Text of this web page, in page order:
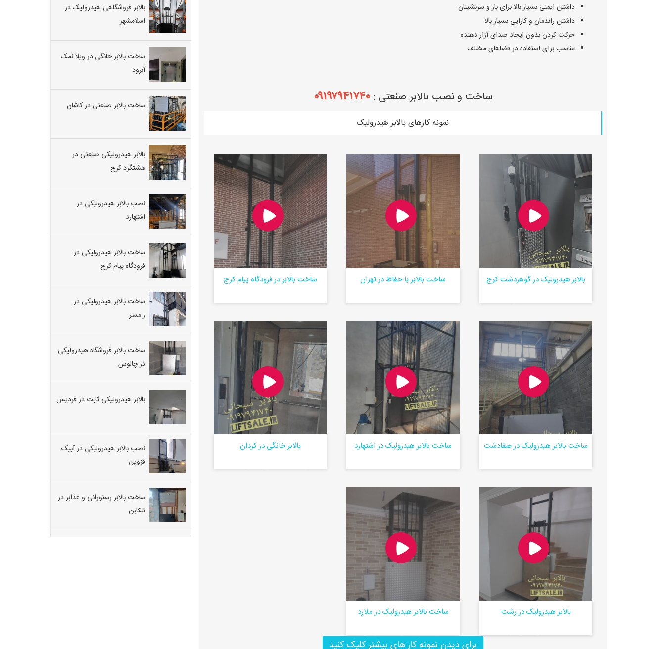
داشتن ایمنی بسیار بالا برای بار و سرنشینان
داشتن راندمان و کارایی بسیار بالا
حرکت کردن بدون ایجاد صدای آزار دهنده
مناسب برای استفاده در فضاهای مختلف
ساخت و نصب بالابر صنعتی :۰۹۱۹۷۹۴۱۷۴۰
نمونه کارهای بالابر هیدرولیک
بالابر هیدرولیک در گوهردشت کرج
ساخت و نصب بالابر هیدرولیک
ساخت بالابر با حفاظ در تهران ساخت بالابر در فرودگاه پیام کرج
ساخت بالابر هیدرولیک در صفادشت ساخت بالابر هیدرولیک در اشتهارد بالابر خانگی در کردان
لیست قیمت بالابر خانگی در کرج
بالابر هیدرولیک در رشت
قیمت بالابر هیدرولیک خانگی رشت
ساخت بالابر هیدرولیک در ملارد
نصب بالابر هیدرولیک ۵۰۰ کیلوگرم در
ملارد
برای دیدن نمونه کار های بیشتر کلیک کنید
بالابر فروشگاهی هیدرولیک در
اسلامشهر
ساخت بالابر خانگی در ویلا نمک
آبرود
ساخت بالابر صنعتی در کاشان
بالابر هیدرولیکی صنعتی در
هشتگرد کرج
نصب بالابر هیدرولیکی در
اشتهارد
ساخت بالابر هیدرولیکی در
فرودگاه پیام کرج
ساخت بالابر هیدرولیکی در
رامسر
ساخت بالابر فروشگاه هیدرولیکی
در چالوس
بالابر هیدرولیکی ثابت در فردیس
نصب بالابر هیدرولیکی در آبیک
قزوین
ساخت بالابر رستورانی و غذابر در
تنکابن